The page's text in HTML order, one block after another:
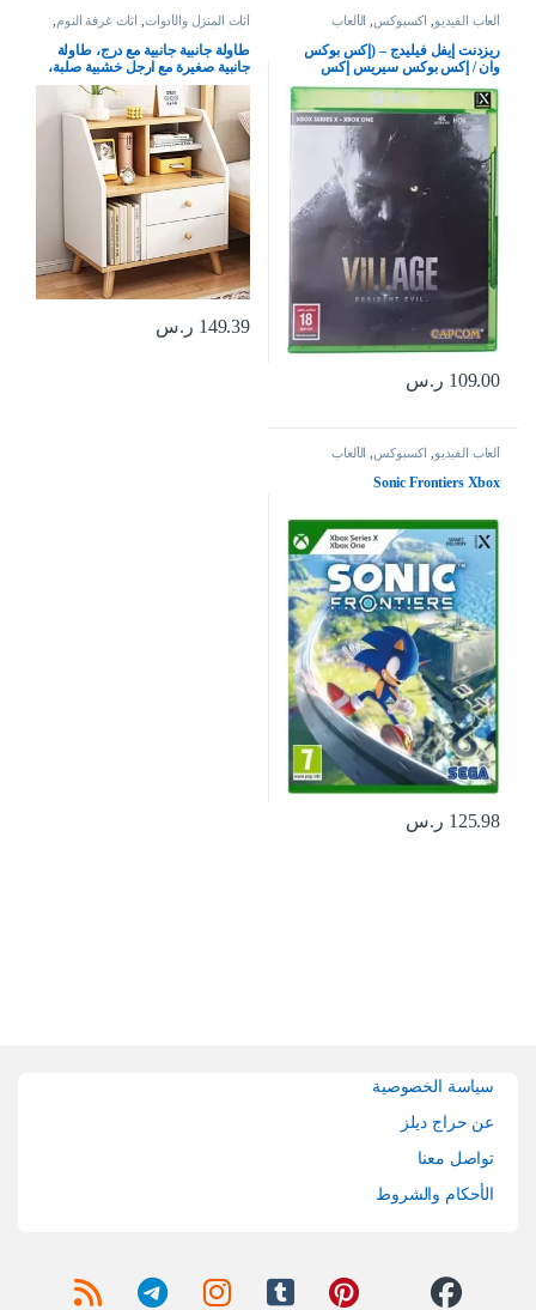
ألعاب الفيديو اكسبوكس الألعاب
ريزدنت إيفل فيليدج – (إكس بوكس
وان / إكس بوكس سيريس إكس
بوكس إكس بوكس إكس | إس إس
109.00 ر.س
أثاث المنزل والأدوات اثاث غرفة النوم
طاولة السرير
طاولة جانبية جانبية مع درج، طاولة
جانبية صغيرة مع ارجل خشبية صلبة،
طاولة بجانب السرير للتخزين، طاولة
بيضاء مع منظم خزانة ملفات في غرفة
المعيشة وغرفة النوم والمكتب (50 ×
30 × 60 سم)
149.39 ر.س
ألعاب الفيديو اكسبوكس الألعاب
Sonic Frontiers Xbox
125.98 ر.س
سياسة الخصوصية
عن حراج ديلز
تواصل معنا
الأحكام والشروط